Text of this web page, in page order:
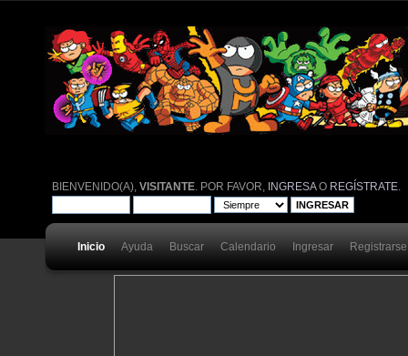
BIENVENIDO(A),VISITANTE . POR FAVOR, INGRESAO REGÍSTRATE
Inicio Ayuda Buscar Calendario Ingresar Registrarse